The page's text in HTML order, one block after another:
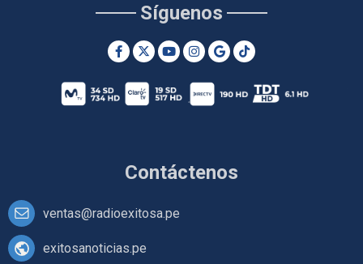
Contáctenos
ventas@radioexitosa.pe
exitosanoticias.pe
Síguenos